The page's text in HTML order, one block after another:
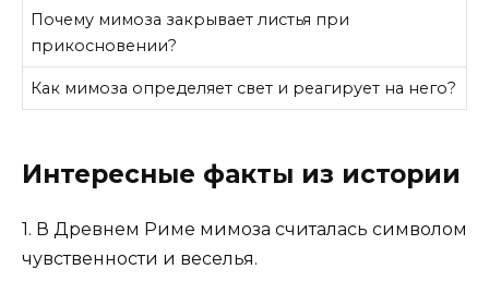
Почему мимоза закрывает листья при
прикосновении?
Как мимоза определяет свет и реагирует на него?
Интересные факты из истории
1. В Древнем Риме мимоза считалась символом
чувственности и веселья.